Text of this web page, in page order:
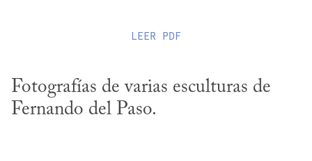
LEER PDF
Fotografías de varias esculturas de
Fernando del Paso.